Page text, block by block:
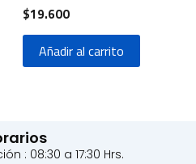
$19.600
Añadir al carrito
: 08:30 a 17:30 Hrs.